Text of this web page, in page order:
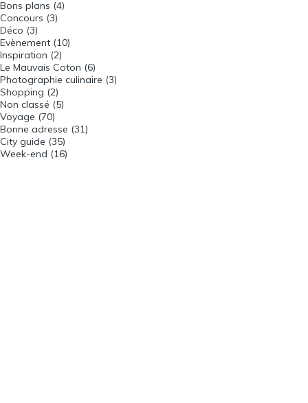
Bons plans (4)
Concours (3)
Déco (3)
Evènement (10)
Inspiration (2)
Le Mauvais Coton (6)
Photographie culinaire (3)
Shopping (2)
Non classé (5)
Voyage (70)
Bonne adresse (31)
City guide (35)
Week-end (16)